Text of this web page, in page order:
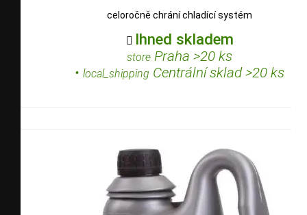
celoročně chrání chladící systém
 Ihned skladem
store Praha >20 ks
• local_shipping Centrální sklad >20 ks